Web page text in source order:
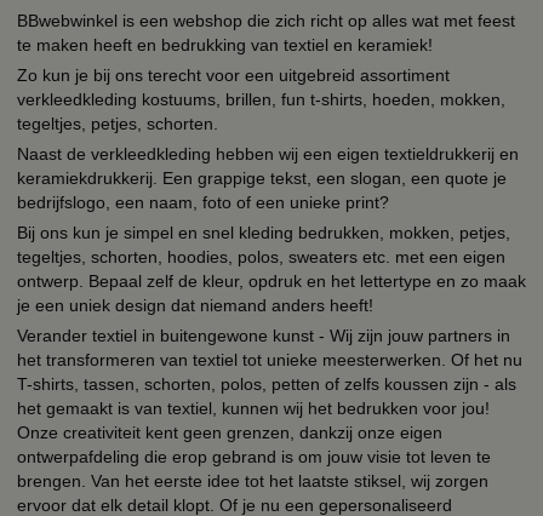
BBwebwinkel is een webshop die zich richt op alles wat met feest
te maken heeft en bedrukking van textiel en keramiek!
Zo kun je bij ons terecht voor een uitgebreid assortiment
verkleedkleding kostuums, brillen, fun t-shirts, hoeden, mokken,
tegeltjes, petjes, schorten.
Naast de verkleedkleding hebben wij een eigen textieldrukkerij en
keramiekdrukkerij. Een grappige tekst, een slogan, een quote je
bedrijfslogo, een naam, foto of een unieke print?
Bij ons kun je simpel en snel kleding bedrukken, mokken, petjes,
tegeltjes, schorten, hoodies, polos, sweaters etc. met een eigen
ontwerp. Bepaal zelf de kleur, opdruk en het lettertype en zo maak
je een uniek design dat niemand anders heeft!
Verander textiel in buitengewone kunst - Wij zijn jouw partners in
het transformeren van textiel tot unieke meesterwerken. Of het nu
T-shirts, tassen, schorten, polos, petten of zelfs koussen zijn - als
het gemaakt is van textiel, kunnen wij het bedrukken voor jou!
Onze creativiteit kent geen grenzen, dankzij onze eigen
ontwerpafdeling die erop gebrand is om jouw visie tot leven te
brengen. Van het eerste idee tot het laatste stiksel, wij zorgen
ervoor dat elk detail klopt. Of je nu een gepersonaliseerd